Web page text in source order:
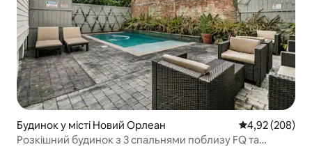
Будинок у місті Новий Орлеан Середня
4,92 (208)
Розкішний будинок з 3 спальнями поблизу FQ та